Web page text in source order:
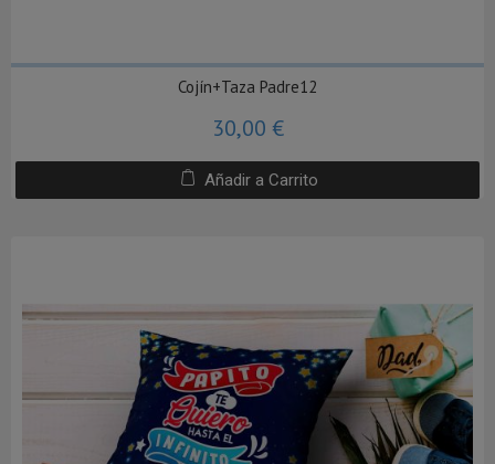
Cojín+Taza Padre12
30,00 €
Añadir a Carrito